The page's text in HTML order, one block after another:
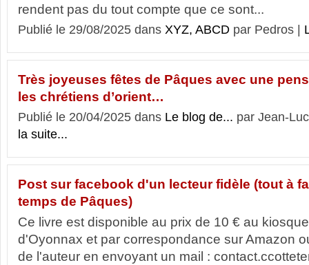
rendent pas du tout compte que ce sont...
Publié le 29/08/2025 dans XYZ, ABCD par Pedros |
Très joyeuses fêtes de Pâques avec une
les chrétiens d’orient…
Publié le 20/04/2025 dans Le blog de... par Jean-
la suite...
Post sur facebook d'un lecteur fidèle (tout à
temps de Pâques)
Ce livre est disponible au prix de 10 € au
d'Oyonnax et par correspondance sur Amazon
de l'auteur en envoyant un mail :